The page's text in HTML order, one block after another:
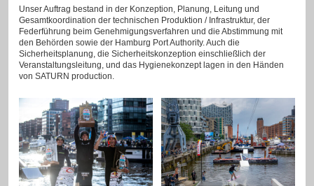
Unser Auftrag bestand in der Konzeption, Planung, Leitung und
Gesamtkoordination der technischen Produktion / Infrastruktur, der
Federführung beim Genehmigungsverfahren und die Abstimmung mit
den Behörden sowie der Hamburg Port Authority. Auch die
Sicherheitsplanung, die Sicherheitskonzeption einschließlich der
Veranstaltungsleitung, und das Hygienekonzept lagen in den Händen
von SATURN production.